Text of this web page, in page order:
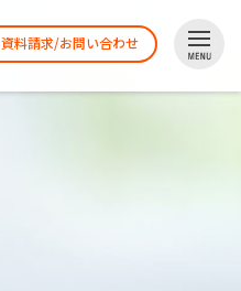
資料請求/お問い合わせ